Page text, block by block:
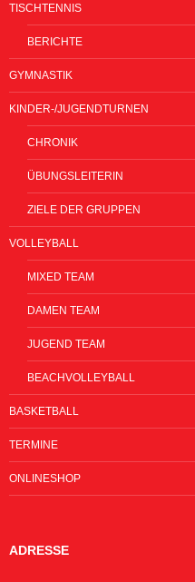
TISCHTENNIS
BERICHTE
GYMNASTIK
KINDER-/JUGENDTURNEN
CHRONIK
ÜBUNGSLEITERIN
ZIELE DER GRUPPEN
VOLLEYBALL
MIXED TEAM
DAMEN TEAM
JUGEND TEAM
BEACHVOLLEYBALL
BASKETBALL
TERMINE
ONLINESHOP
ADRESSE